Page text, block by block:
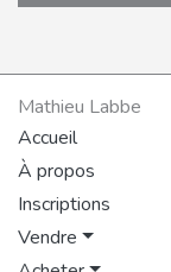
Mathieu Labbe
Accueil
À propos
Inscriptions
Vendre